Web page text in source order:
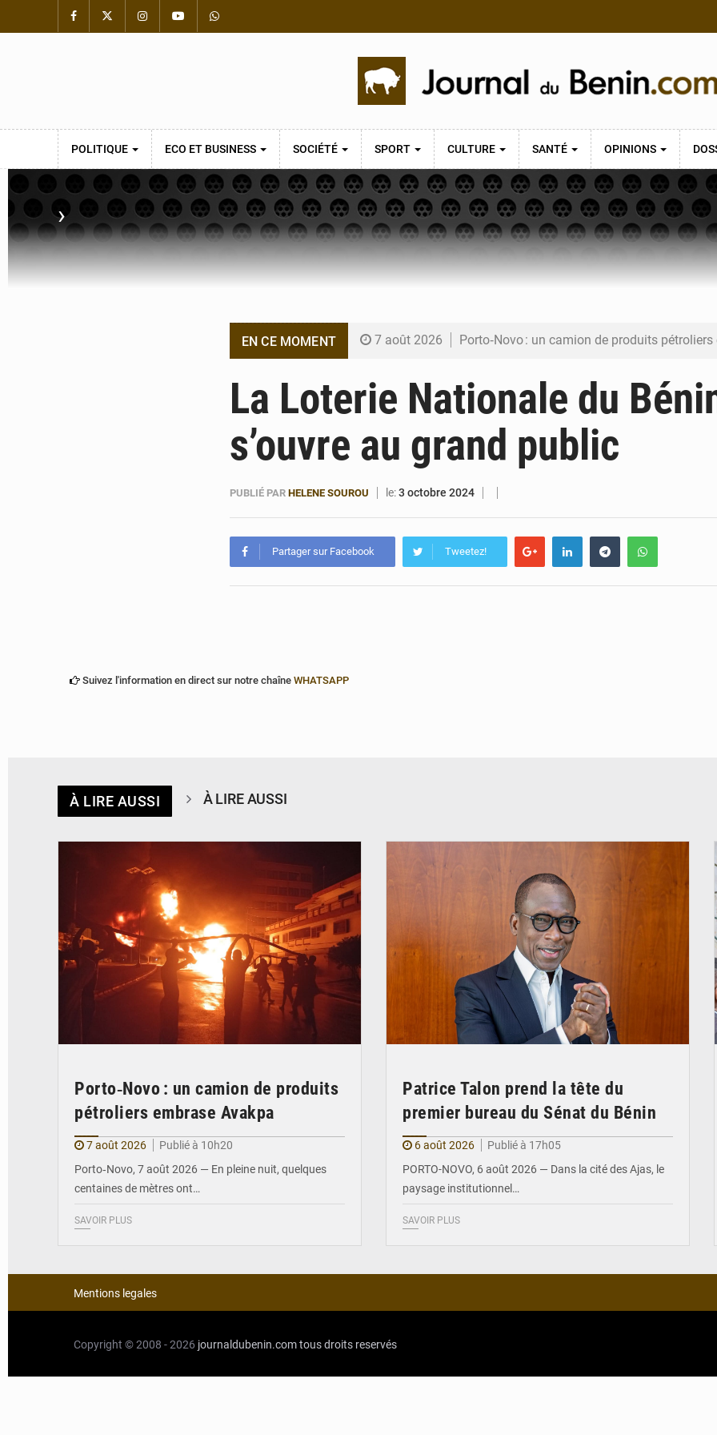
POLITIQUE ECO ET BUSINESS SOCIÉTÉ SPORT CULTURE SANTÉ OPINIONS
›
EN CE MOMENT 7 août 2026 Porto‑Novo : un camion de produits
6 août 2026 Bénin : Djogbénou inspecte le chantier du
6 août 2026 Bénin et Canada scellent un partenariat inédit
La Loterie Nationale du
s’ouvre au grand public
PUBLIÉ PAR HELENE SOUROU le:3 octobre 2024
Partager sur Facebook Tweetez!
Suivez l'information en direct sur notre chaîne WHATSAPP
À LIRE AUSSI À LIRE AUSSI
Porto‑Novo : un camion de produits
pétroliers embrase Avakpa
7 août 2026
Publié à 10h20
Porto‑Novo, 7 août 2026 — En pleine nuit, quelques
centaines de mètres ont…
SAVOIR PLUS
Patrice Talon prend la tête du
premier bureau du Sénat du Bénin
6 août 2026
Publié à 17h05
PORTO-NOVO, 6 août 2026 — Dans la cité des Ajas, le
paysage institutionnel…
SAVOIR PLUS
Mentions legales
Copyright © 2008 - 2026 journaldubenin.comtous droits reservés